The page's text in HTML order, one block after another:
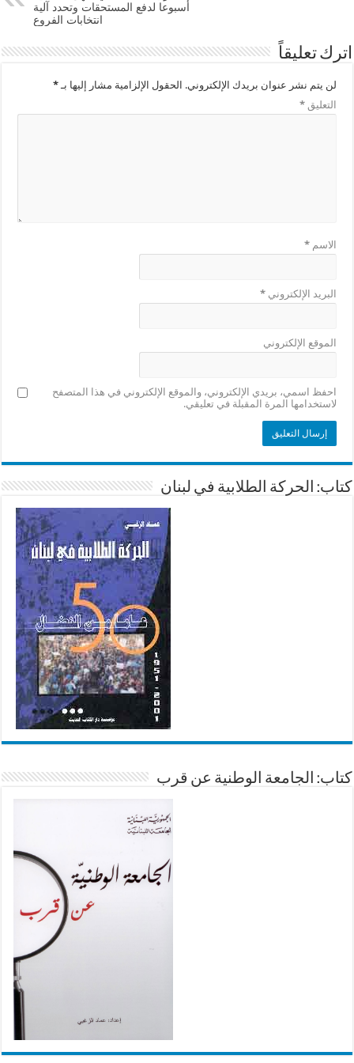
أسبوعا لدفع المستحقات وتحدد آلية
انتخابات الفروع
اترك تعليقاً
لن يتم نشر عنوان بريدك الإلكتروني. الحقول الإلزامية مشار إليها بـ*
التعليق*
الاسم*
البريد الإلكتروني*
الموقع الإلكتروني
احفظ اسمي، بريدي الإلكتروني، والموقع الإلكتروني في هذا المتصفح
لاستخدامها المرة المقبلة في تعليقي.
كتاب: الحركة الطلابية في لبنان
كتاب: الجامعة الوطنية عن قرب